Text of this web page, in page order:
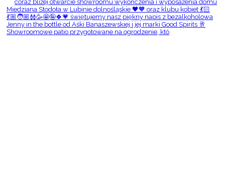
Showroomowe patio przygotowane na ogrodzenie, któ